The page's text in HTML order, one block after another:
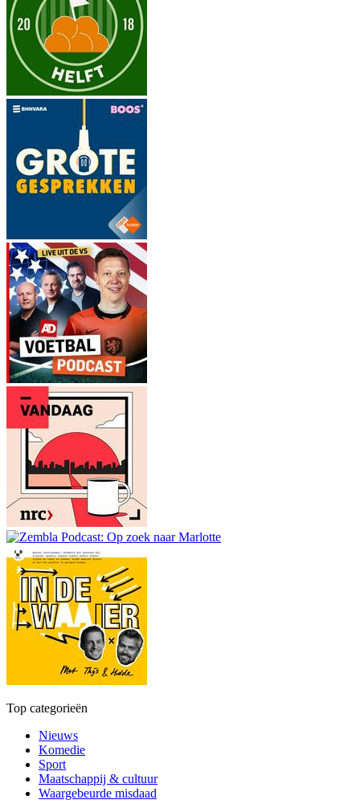
Top categorieën
Nieuws
Komedie
Sport
Maatschappij & cultuur
Waargebeurde misdaad